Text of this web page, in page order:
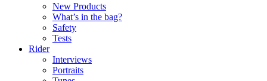
New Products
What’s in the bag?
Safety
Tests
Rider
Interviews
Portraits